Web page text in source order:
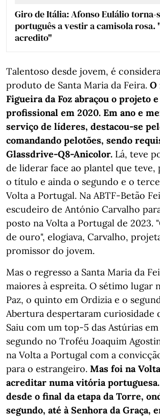
Giro de Itália: Afonso Eulálio torna-
português a vestir a camisola rosa.
acredito"
Talentoso desde jovem, é
produto de Santa Maria da Feira. O
Figueira da Foz abraçou o projeto
profissional em 2020. Em ano e
serviço de líderes, destacou-se
comandando pelotões, sendo
Glassdrive-Q8-Anicolor. Lá, teve
de liderar face ao plantel que teve,
o título e ainda o segundo e o
Volta a Portugal. Na ABTF-Betão
escudeiro de António Carvalho
posto na Volta a Portugal de 2023.
de ouro", elogiava, Carvalho,
promissor do jovem.
Mas o regresso a Santa Maria da
maiores à espreita. O sétimo lugar
Paz, o quinto em Ordizia e o
Abertura despertaram curiosidade
Saiu com um top-5 das Astúrias
segundo no Troféu Joaquim
na Volta a Portugal com a
para o estrangeiro. Mas foi na
acreditar numa vitória
desde o final da etapa da Torre,
segundo, até à Senhora da Graça,